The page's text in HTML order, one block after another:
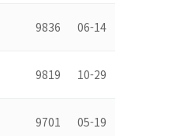
9836 06-14
9819 10-29
9701 05-19